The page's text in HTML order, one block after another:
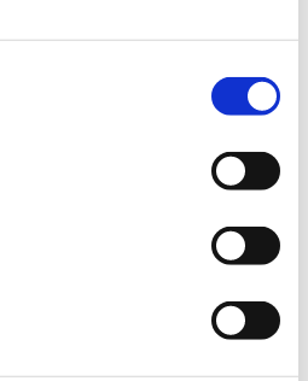
muuttuu vuodesta